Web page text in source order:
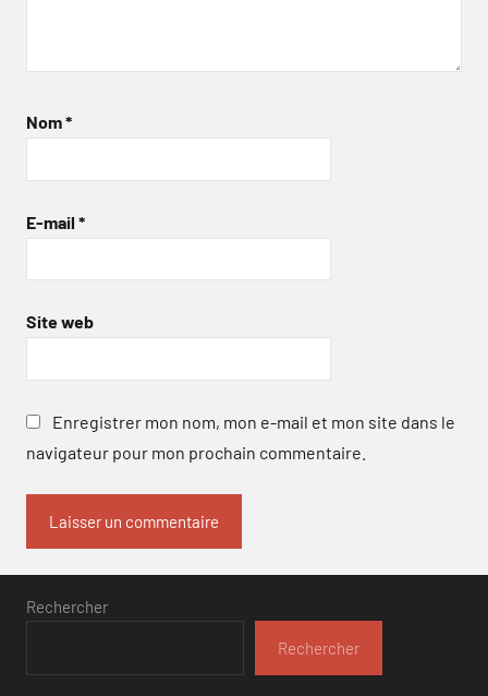
Nom*
E-mail *
Site web
Enregistrer mon nom, mon e-mail et mon site dans le
navigateur pour mon prochain commentaire.
Rechercher
Rechercher